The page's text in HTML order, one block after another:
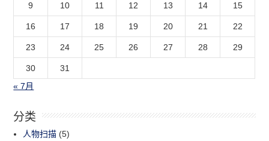
9 10 11 12 13 14 15
16 17 18 19 20 21 22
23 24 25 26 27 28 29
30
31
« 7月
分类
人物扫描 (5)